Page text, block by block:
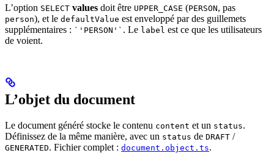
L’option SELECT values doit être UPPER_CASE (PERSON, pas
person), et le defaultValue est enveloppé par des guillemets
supplémentaires : `'PERSON'` . Le label est ce que les utilisateurs
de voient.
L’objet du document
Le document généré stocke le contenu content et un status.
Définissez de la même manière, avec un status de DRAFT /
GENERATED. Fichier complet : document.object.ts.